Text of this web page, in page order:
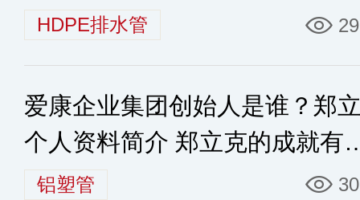
HDPE排水管
爱康企业集团创始人是谁？郑
个人资料简介 郑立克的成就有
些铝塑管